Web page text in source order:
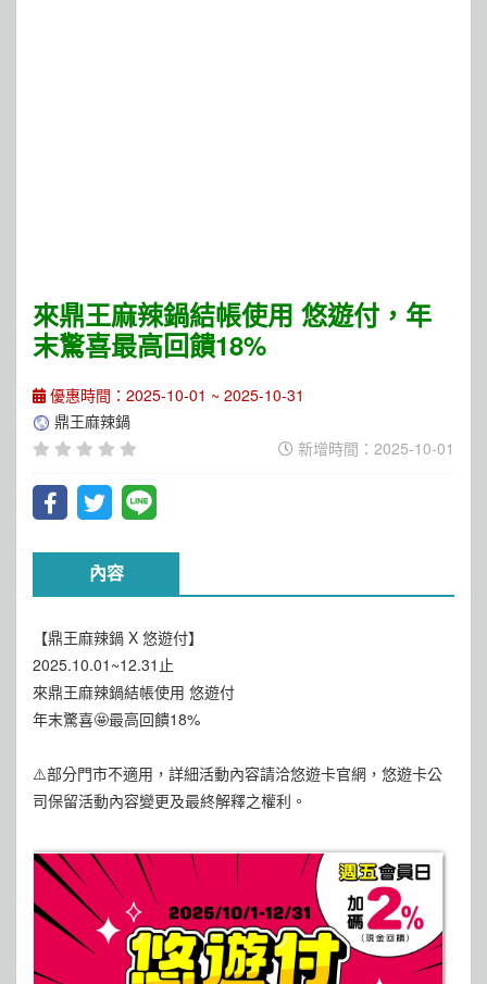
來鼎王麻辣鍋結帳使用 悠遊付，年
末驚喜最高回饋18%
優惠時間：2025-10-01 ~ 2025-10-31
鼎王麻辣鍋
新增時間：2025-10-01
內容
【鼎王麻辣鍋 X 悠遊付】
2025.10.01~12.31止
來鼎王麻辣鍋結帳使用 悠遊付
年末驚喜🤩最高回饋18%
⚠️部分門市不適用，詳細活動內容請洽悠遊卡官網，悠遊卡公
司保留活動內容變更及最終解釋之權利。